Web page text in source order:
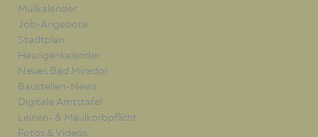
Müllkalender
Job-Angebote
Stadtplan
Heurigenkalender
Neues Bad Mirador
Baustellen-News
Digitale Amtstafel
Leinen- & Maulkorbpflicht
Fotos & Videos